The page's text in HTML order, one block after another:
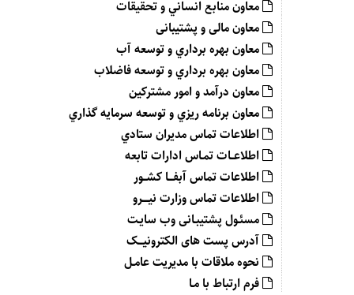
معاون منابع انساني و تحقيقات
معاون مالی و پشتیبانی
معاون بهره برداري و توسعه آب
معاون بهره برداري و توسعه فاضلاب
معاون درآمد و امور مشترکین
معاون برنامه ريزي و توسعه سرمايه گذاري
اطلاعات تماس مديران ستادي
اطلاعــات تمـاس ادارات تابعه
اطلاعات تماس آبفـــا كشــور
اطلاعات تماس وزارت نيــــرو
مسئـول پشتیبـانی وب سایـت
آدرس پست های الکترونیـــک
نحوه ملاقات با مديريت عامـل
فرم ارتباط با مـا